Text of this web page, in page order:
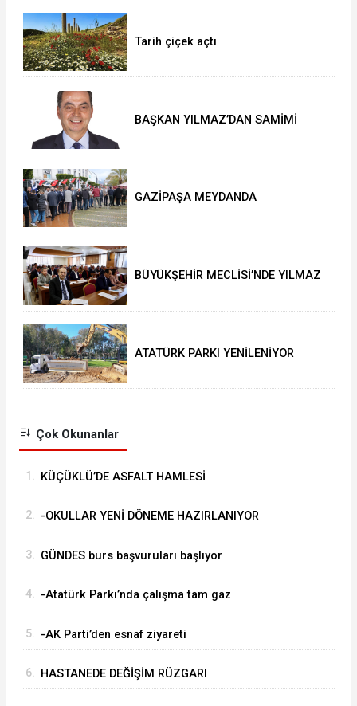
Tarih çiçek açtı
BAŞKAN YILMAZ’DAN SAMİMİ
GAZİPAŞA MEYDANDA
BÜYÜKŞEHİR MECLİSİ’NDE YILMAZ
ATATÜRK PARKI YENİLENİYOR
Çok Okunanlar
1. KÜÇÜKLÜ’DE ASFALT HAMLESİ
2. -OKULLAR YENİ DÖNEME HAZIRLANIYOR
3. GÜNDES burs başvuruları başlıyor
4. -Atatürk Parkı’nda çalışma tam gaz
5. -AK Parti’den esnaf ziyareti
6. HASTANEDE DEĞİŞİM RÜZGARI